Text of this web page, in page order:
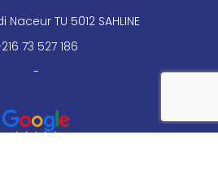
TU 5012 SAHLINE
73 527 186
-